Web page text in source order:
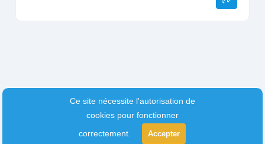
Ce site nécessite l'autorisation de
cookies pour fonctionner
correctement.
Accepter